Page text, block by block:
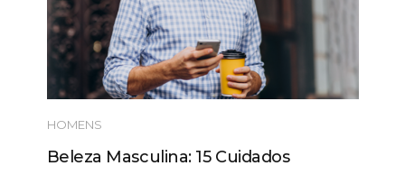
HOMENS
Beleza Masculina: 15 Cuidados